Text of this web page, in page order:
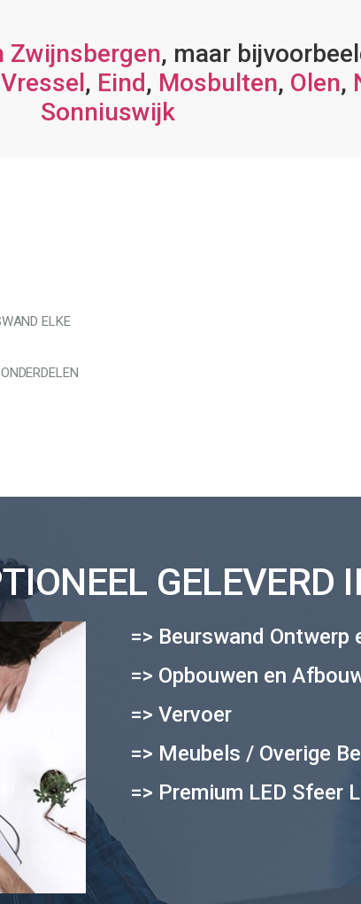
Zwijnsbergen, maar
Vressel, Eind, Mosbulten, Olen,
Sonniuswijk
ELKE
GELEVERD
=> Beurswand Ontwerp
=> Opbouwen en
=> Vervoer
=> Meubels / Overige
=> Premium LED Sfeer